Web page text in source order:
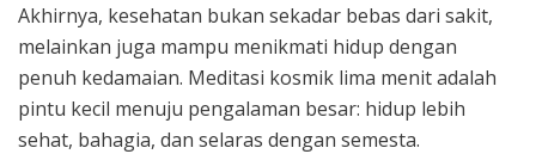
Akhirnya, kesehatan bukan sekadar bebas dari sakit,
melainkan juga mampu menikmati hidup dengan
penuh kedamaian. Meditasi kosmik lima menit adalah
pintu kecil menuju pengalaman besar: hidup lebih
sehat, bahagia, dan selaras dengan semesta.